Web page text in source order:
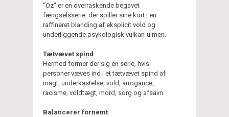
"Oz" er en overraskende begavet
fængselsserie, der spiller sine kort i en
raffineret blanding af eksplicit vold og
underliggende psykologisk vulkan-ulmen.
Tætvævet spind
Hermed former der sig en serie, hvis
personer væves ind i et tætvævet spind af
magt, underkastelse, vold, arrogance,
racisme, voldtægt, mord, sorg og afsavn.
Balancerer fornemt